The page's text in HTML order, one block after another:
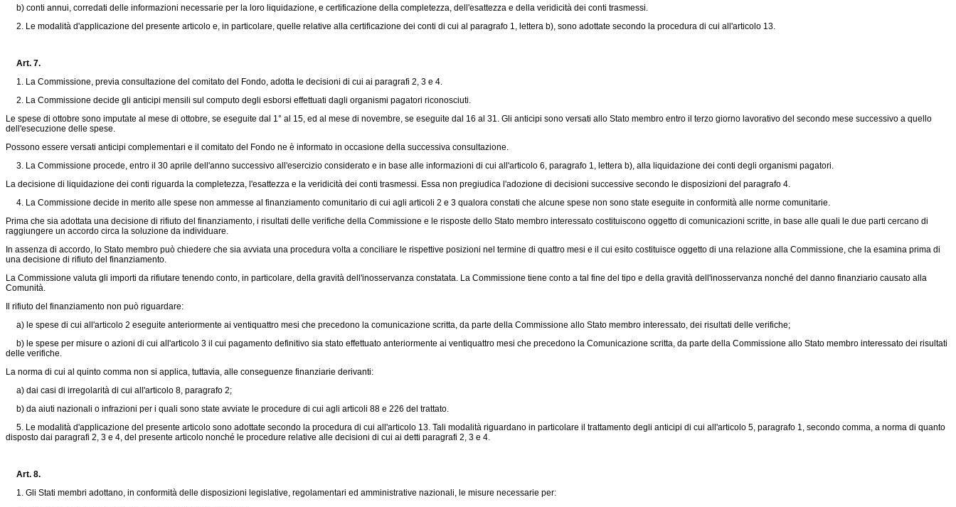
b) conti annui, corredati delle informazioni necessarie per la loro liquidazione, e certificazione della completezza, dell'esattezza e della veridicità dei conti trasmessi.
2. Le modalità d'applicazione del presente articolo e, in particolare, quelle relative alla certificazione dei conti di cui al paragrafo 1, lettera b), sono adottate secondo la procedura di cui all'articolo 13.
Art. 7.
1. La Commissione, previa consultazione del comitato del Fondo, adotta le decisioni di cui ai paragrafi 2, 3 e 4.
2. La Commissione decide gli anticipi mensili sul computo degli esborsi effettuati dagli organismi pagatori riconosciuti.
Le spese di ottobre sono imputate al mese di ottobre, se eseguite dal 1° al 15, ed al mese di novembre, se eseguite dal 16 al 31. Gli anticipi sono versati allo Stato membro entro il terzo giorno lavorativo del secondo mese successivo a quello
dell'esecuzione delle spese.
Possono essere versati anticipi complementari e il comitato del Fondo ne è informato in occasione della successiva consultazione.
3. La Commissione procede, entro il 30 aprile dell'anno successivo all'esercizio considerato e in base alle informazioni di cui all'articolo 6, paragrafo 1, lettera b), alla liquidazione dei conti degli organismi pagatori.
La decisione di liquidazione dei conti riguarda la completezza, l'esattezza e la veridicità dei conti trasmessi. Essa non pregiudica l'adozione di decisioni successive secondo le disposizioni del paragrafo 4.
4. La Commissione decide in merito alle spese non ammesse al finanziamento comunitario di cui agli articoli 2 e 3 qualora constati che alcune spese non sono state eseguite in conformità alle norme comunitarie.
Prima che sia adottata una decisione di rifiuto del finanziamento, i risultati delle verifiche della Commissione e le risposte dello Stato membro interessato costituiscono oggetto di comunicazioni scritte, in base alle quali le due parti cercano di
raggiungere un accordo circa la soluzione da individuare.
In assenza di accordo, lo Stato membro può chiedere che sia avviata una procedura volta a conciliare le rispettive posizioni nel termine di quattro mesi e il cui esito costituisce oggetto di una relazione alla Commissione, che la esamina prima di
una decisione di rifiuto del finanziamento.
La Commissione valuta gli importi da rifiutare tenendo conto, in particolare, della gravità dell'inosservanza constatata. La Commissione tiene conto a tal fine del tipo e della gravità dell'inosservanza nonché del danno finanziario causato alla
Comunità.
Il rifiuto del finanziamento non può riguardare:
a) le spese di cui all'articolo 2 eseguite anteriormente ai ventiquattro mesi che precedono la comunicazione scritta, da parte della Commissione allo Stato membro interessato, dei risultati delle verifiche;
b) le spese per misure o azioni di cui all'articolo 3 il cui pagamento definitivo sia stato effettuato anteriormente ai ventiquattro mesi che precedono la Comunicazione scritta, da parte della Commissione allo Stato membro interessato dei risultati
delle verifiche.
La norma di cui al quinto comma non si applica, tuttavia, alle conseguenze finanziarie derivanti:
a) dai casi di irregolarità di cui all'articolo 8, paragrafo 2;
b) da aiuti nazionali o infrazioni per i quali sono state avviate le procedure di cui agli articoli 88 e 226 del trattato.
5. Le modalità d'applicazione del presente articolo sono adottate secondo la procedura di cui all'articolo 13. Tali modalità riguardano in particolare il trattamento degli anticipi di cui all'articolo 5, paragrafo 1, secondo comma, a norma di quanto
disposto dai paragrafi 2, 3 e 4, del presente articolo nonché le procedure relative alle decisioni di cui ai detti paragrafi 2, 3 e 4.
Art. 8.
1. Gli Stati membri adottano, in conformità delle disposizioni legislative, regolamentari ed amministrative nazionali, le misure necessarie per: